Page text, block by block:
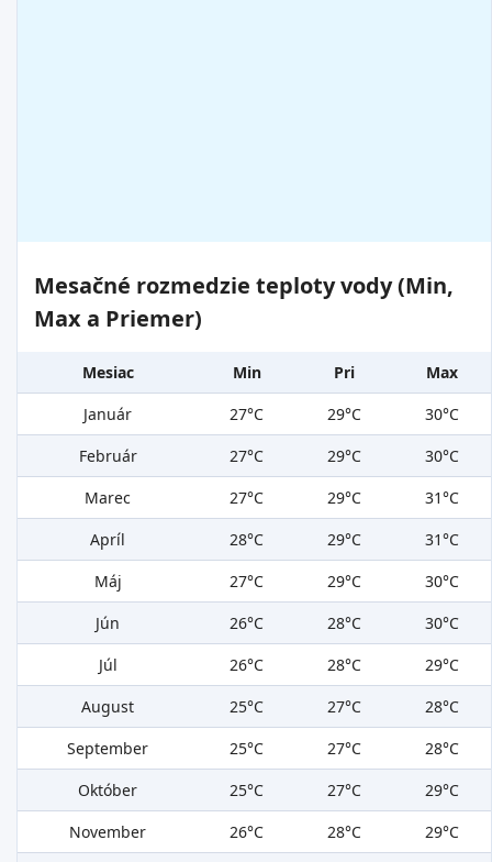
Mesačné rozmedzie teploty vody (Min,
Max a Priemer)
Mesiac Min Pri
Max
Január
27°C 29°C
30°C
Február
27°C 29°C
30°C
Marec
27°C 29°C
31°C
Apríl
28°C 29°C
31°C
Máj
27°C 29°C
30°C
Jún
26°C 28°C
30°C
Júl
26°C 28°C
29°C
August
25°C 27°C
28°C
September
25°C 27°C
28°C
Október
25°C 27°C
29°C
November
26°C 28°C
29°C